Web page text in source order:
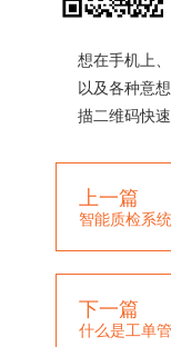
想在手机上
以及各种意
描二维码快
上一篇
智能质检系
下一篇
什么是工单